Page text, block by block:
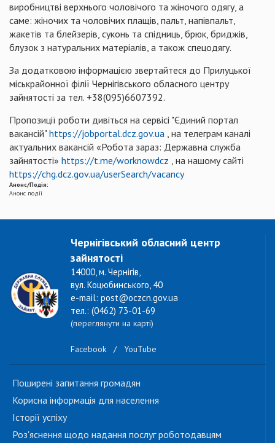
виробництві верхнього чоловічого та жіночого одягу, а
саме: жіночих та чоловічих плащів, пальт, напівпальт,
жакетів та блейзерів, суконь та спідниць, брюк, бриджів,
блузок з натуральних матеріалів, а також спецодягу.
За додатковою інформацією звертайтеся до Прилуцької
міськрайонної філії Чернігівського обласного центру
зайнятості за тел. +38(095)6607392.
Пропозиції роботи дивіться на сервісі "Єдиний портал
вакансій"https://jobportal.dcz.gov.ua , на телеграм каналі
актуальних вакансій «Робота зараз: Державна служба
зайнятості» https://t.me/worknowdcz , на нашому сайті
https://chg.dcz.gov.ua/userSearch/vacancy
Анонс/Подія:
Анонс події
Чернігівський обласний центр
зайнятості
14000, м. Чернігів,
вул. Коцюбинського, 40
e-mail: post@oczcn.gov.ua
тел.: (0462) 73-01-69
(переглянути на карті)
Facebook / YouTube
Поширені запитання громадян
Корисна інформація для населення
Історії успіху
Роз'яснення щодо надання послуг роботодавцям